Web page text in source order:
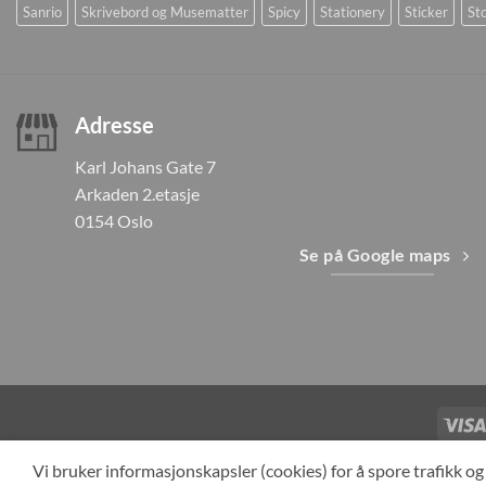
Sanrio Skrivebord og Musematter Spicy Stationery Sticker
Adresse
Karl Johans Gate 7
Arkaden 2.etasje
0154 Oslo
Se på Google maps
Vi bruker informasjonskapsler (cookies) for å spore trafikk